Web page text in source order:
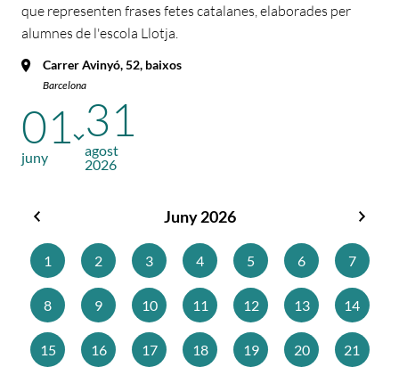
que representen frases fetes catalanes, elaborades per
alumnes de l'escola Llotja.
Carrer Avinyó, 52, baixos
Barcelona
01
juny
31
agost
2026
Juny 2026
1
2 3 4 5 6 7
8 9 10 11 12 13 14
15 16 17 18 19 20 21